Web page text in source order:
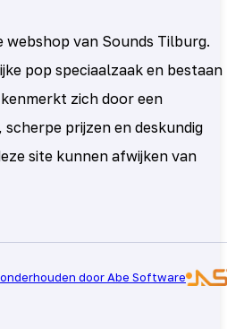
webshop van Sounds Tilburg.
pop speciaalzaak en bestaan
zich door een
prijzen en deskundig
site kunnen afwijken van
door Abe Software